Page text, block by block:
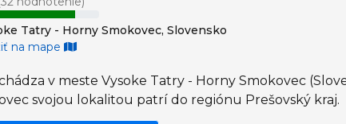
Tatry - Horny Smokovec, Slovensko
na mape
v meste Vysoke Tatry - Horny Smokovec
svojou lokalitou patrí do regiónu Prešovský kraj.